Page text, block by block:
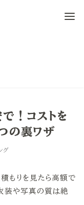
！コストを
の裏ワザ
グ
積もりを見たら高額で
装や写真の質は絶